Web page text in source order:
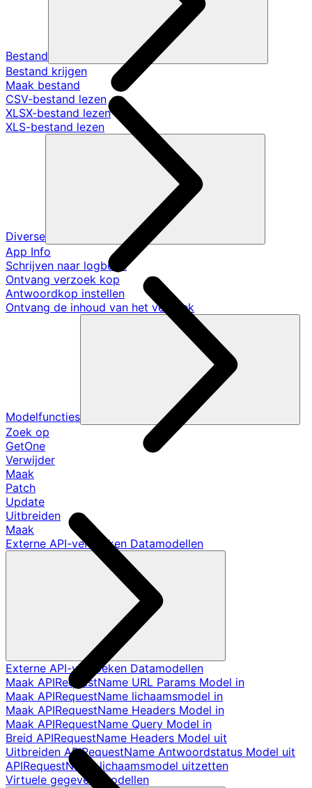
Bestand
Bestand krijgen
Maak bestand
CSV-bestand lezen
XLSX-bestand lezen
XLS-bestand lezen
Diverse
App Info
Schrijven naar logboek
Ontvang verzoek kop
Antwoordkop instellen
Ontvang de inhoud van het verzoek
Modelfuncties
Zoek op
GetOne
Verwijder
Maak
Patch
Update
Uitbreiden
Maak
Externe API-verzoeken Datamodellen
Externe API-verzoeken Datamodellen
Maak APIRequestName URL Params Model in
Maak APIRequestName lichaamsmodel in
Maak APIRequestName Headers Model in
Maak APIRequestName Query Model in
Breid APIRequestName Headers Model uit
Uitbreiden APIRequestName Antwoordstatus Model uit
APIRequestName lichaamsmodel uitzetten
Virtuele gegevensmodellen